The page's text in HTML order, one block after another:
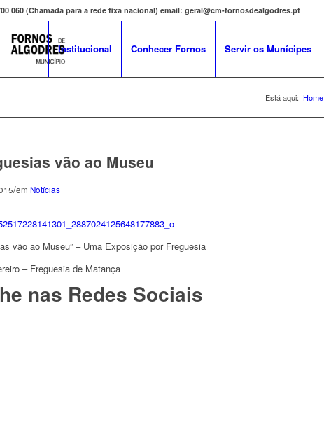
060 (Chamada para a rede fixa nacional) email: geral@cm-fornosdealgodres.pt
Institucional Conhecer Fornos Servir os Munícipes
Está aqui: Home
vão ao Museu
/em Notícias
vão ao Museu” – Uma Exposição por Freguesia
– Freguesia de Matança
nas Redes Sociais